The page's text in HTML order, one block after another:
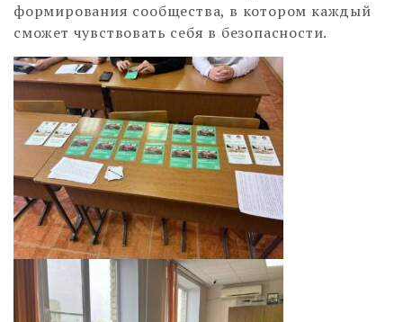
формирования сообщества, в котором каждый
сможет чувствовать себя в безопасности.